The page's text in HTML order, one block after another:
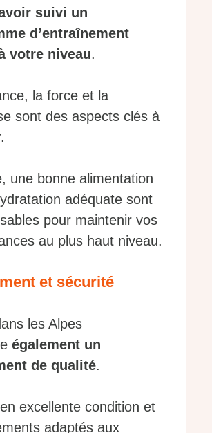
suivi un
d’entraînement
votre niveau.
la force et la
sont des aspects clés à
une bonne alimentation
adéquate sont
pour maintenir vos
au plus haut niveau.
et sécurité
les Alpes
également un
de qualité.
excellente condition et
adaptés aux